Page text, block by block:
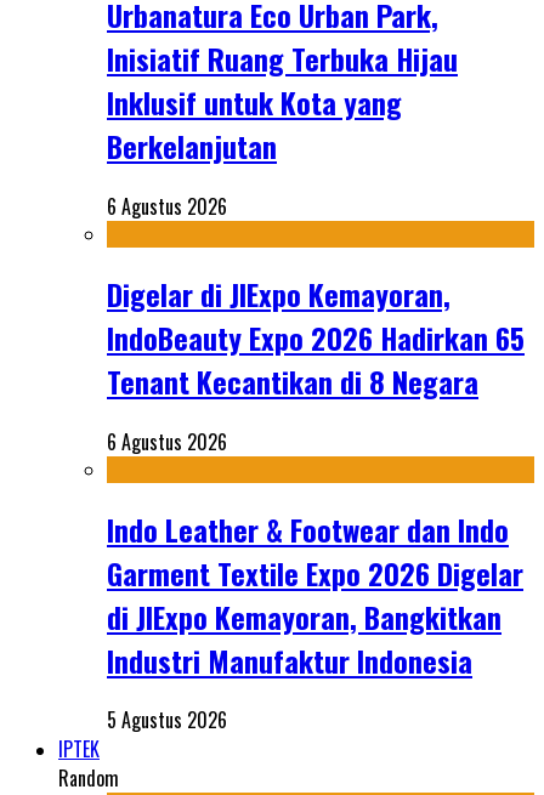
Urbanatura Eco Urban Park,
Inisiatif Ruang Terbuka Hijau
Inklusif untuk Kota yang
Berkelanjutan
6 Agustus 2026
Digelar di JIExpo Kemayoran,
IndoBeauty Expo 2026 Hadirkan 65
Tenant Kecantikan di 8 Negara
6 Agustus 2026
Indo Leather & Footwear dan Indo
Garment Textile Expo 2026 Digelar
di JIExpo Kemayoran, Bangkitkan
Industri Manufaktur Indonesia
5 Agustus 2026
IPTEK
Random